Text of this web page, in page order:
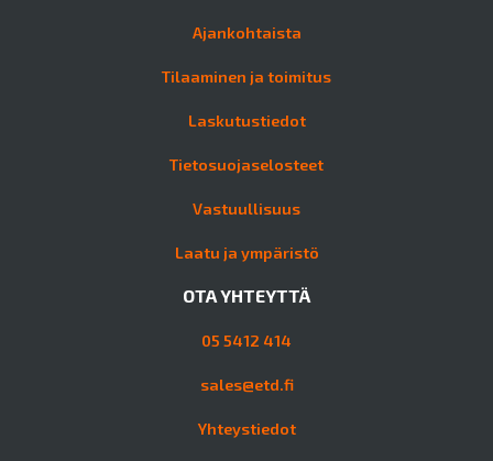
Ajankohtaista
Tilaaminen ja toimitus
Laskutustiedot
Tietosuojaselosteet
Vastuullisuus
Laatu ja ympäristö
OTA YHTEYTTÄ
05 5412 414
sales@etd.fi
Yhteystiedot